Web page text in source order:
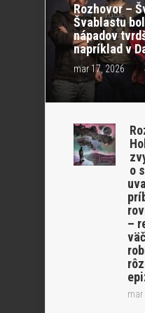
Rozhovor –
Švablastu
nápadov
napríklad v
mar 17, 2026
o
–
mar